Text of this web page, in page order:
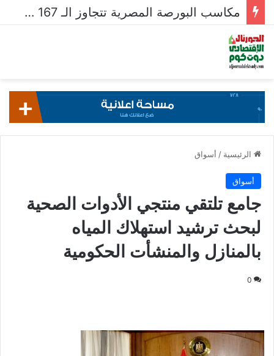
مكاسب البورصة المصرية تتجاوز الـ 167 مليار جنيه خلال أسبوع
الرئيسية / أسواق
أسواق
جامع تلتقي منتجي الأدوات الصحية
لبحث ترشيد استهلاك المياه
بالمنازل والمنشأت الحكومية
0